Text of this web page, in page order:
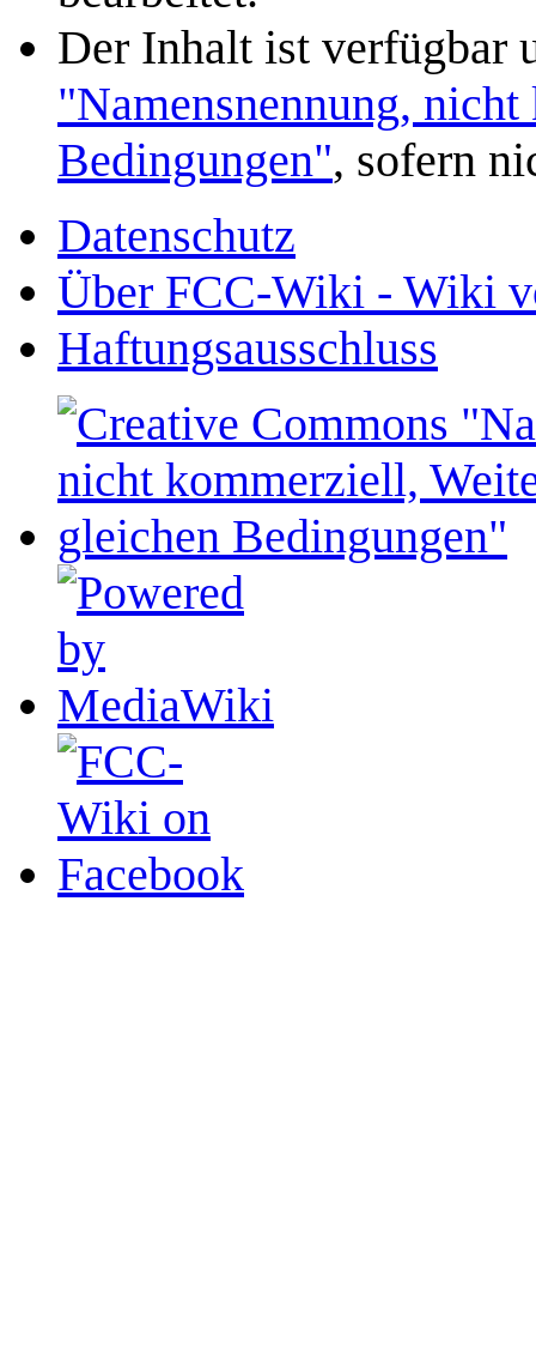
Der Inhalt ist verfügbar
"Namensnennung,
Bedingungen", sofern
Datenschutz
Über FCC-Wiki - Wiki
Haftungsausschluss